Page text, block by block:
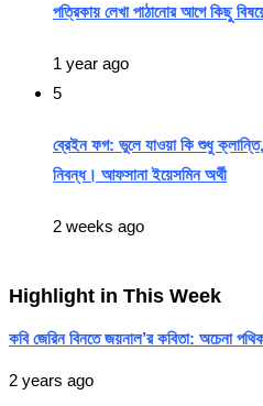
পত্রিকায় লেখা পাঠানোর আগে কিছু
1 year ago
5
ব্রেইন ফগ: ভুলে যাওয়া কি শুধু ক্লান্তি,
নিবন্ধ। আফসানা ইয়েসমিন অর্থী
2 weeks ago
Highlight in This Week
কবি জেরিন বিনতে জয়নাল’র কবিতা: অচেনা
2 years ago